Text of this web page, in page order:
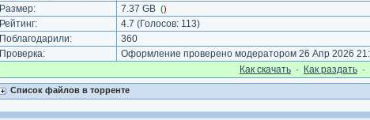
Размер:
7.37 GB ()
Рейтинг: 4.7 (Голосов: 113)
Поблагодарили:
360
Проверка:
Оформление проверено модератором 26 Апр 2026
Как cкачать · Как раздать ·
Список файлов в торренте